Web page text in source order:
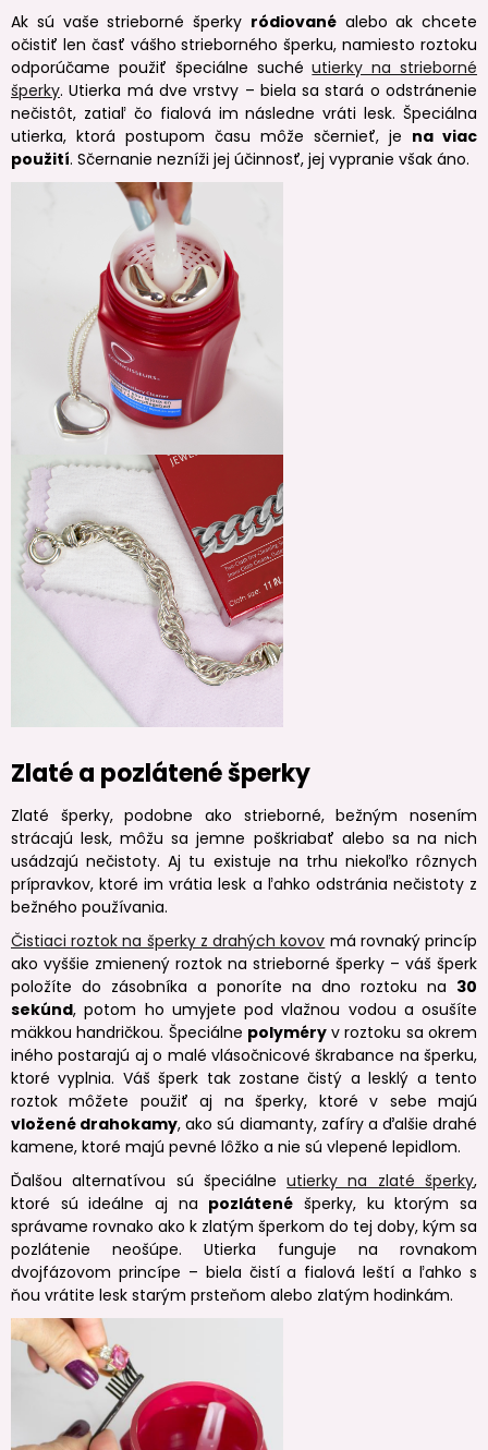
Ak sú vaše strieborné šperky ródiovanéalebo ak chcete
očistiť len časť vášho strieborného šperku, namiesto roztoku
odporúčame použiť špeciálne suchéutierky na strieborné
šperky. Utierka má dve vrstvy – biela sa stará o odstránenie
nečistôt, zatiaľ čo fialová im následne vráti lesk. Špeciálna
utierka, ktorá postupom času môže sčernieť, je na viac
použití. Sčernanie nezníži jej účinnosť, jej vypranie však áno.
Zlaté a pozlátené šperky
Zlaté šperky, podobne ako strieborné, bežným nosením
strácajú lesk, môžu sa jemne poškriabať alebo sa na nich
usádzajú nečistoty. Aj tu existuje na trhu niekoľko rôznych
prípravkov, ktoré im vrátia lesk a ľahko odstránia nečistoty z
bežného používania.
Čistiaci roztok na šperky z drahých kovov má rovnaký princíp
ako vyššie zmienený roztok na strieborné šperky – váš šperk
položíte do zásobníka a ponoríte na dno roztoku na 30
sekúnd, potom ho umyjete pod vlažnou vodou a osušíte
mäkkou handričkou. Špeciálne polyméryv roztoku sa okrem
iného postarajú aj o malé vlásočnicové škrabance na šperku,
ktoré vyplnia. Váš šperk tak zostane čistý a lesklý a tento
roztok môžete použiť aj na šperky, ktoré v sebe majú
vložené drahokamy, ako sú diamanty, zafíry a ďalšie drahé
kamene, ktoré majú pevné lôžko a nie sú vlepené lepidlom.
Ďalšou alternatívou sú špeciálneutierky na zlaté šperky,
ktoré sú ideálne aj na pozlátené šperky, ku ktorým sa
správame rovnako ako k zlatým šperkom do tej doby, kým sa
pozlátenie neošúpe. Utierka funguje na rovnakom
dvojfázovom princípe – biela čistí a fialová leští a ľahko s
ňou vrátite lesk starým prsteňom alebo zlatým hodinkám.